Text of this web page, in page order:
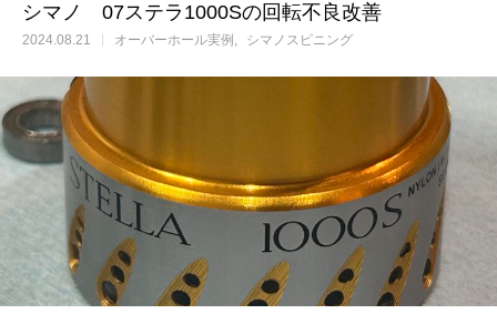
セルフメンテナンス用品
シマノ 07ステラ1000Sの回転不良改善
2024.08.21 オーバーホール実例 シマノスピニング